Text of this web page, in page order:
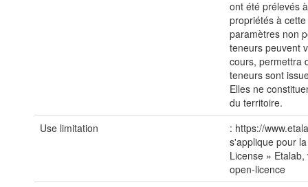
ont été prélevés
propriétés à
paramètres non
teneurs peuvent
cours, permettra
teneurs sont
Elles ne
du territoire.
Use limitation
: https://
s'applique pour
License »
open-licence